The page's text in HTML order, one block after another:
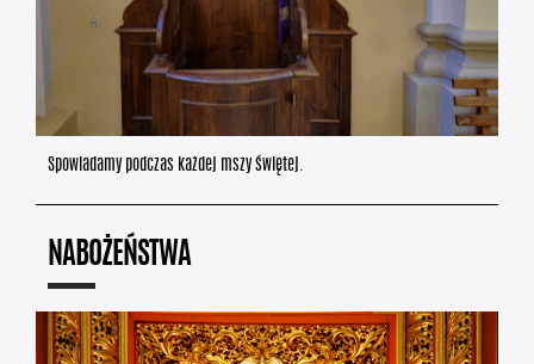
Spowiadamy podczas każdej mszy świętej.
NABOŻEŃSTWA